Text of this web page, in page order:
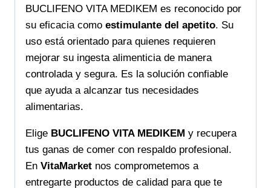
BUCLIFENO VITA MEDIKEM es reconocido por
su eficacia como estimulante del apetito. Su
uso está orientado para quienes requieren
mejorar su ingesta alimenticia de manera
controlada y segura. Es la solución confiable
que ayuda a alcanzar tus necesidades
alimentarias.
Elige BUCLIFENO VITA MEDIKEM y recupera
tus ganas de comer con respaldo profesional.
En VitaMarket nos comprometemos a
entregarte productos de calidad para que te